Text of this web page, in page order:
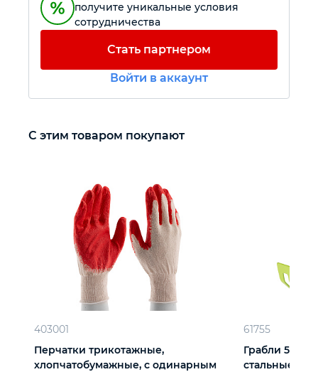
Автомобильный инструмент
Крепежный инструмент
Прочий инструмент
получите уникальные условия
сотрудничества
Стать партнером
Войти в аккаунт
С этим товаром покупают
403001
Перчатки трикотажные,
хлопчатобумажные, с одинарным
61755
Грабли 5 -
стальные,